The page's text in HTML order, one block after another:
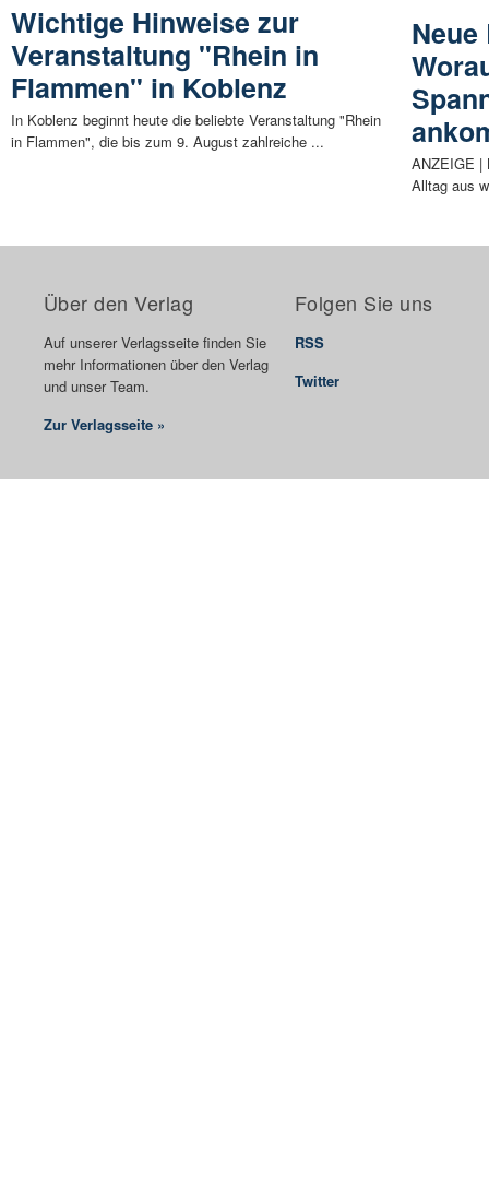
Wichtige Hinweise zur
Veranstaltung "Rhein in
Flammen" in Koblenz
In Koblenz beginnt heute die beliebte Veranstaltung "Rhein
in Flammen", die bis zum 9. August zahlreiche ...
ANZEIGE |
Alltag aus
Über den Verlag
Auf unserer Verlagsseite finden Sie
mehr Informationen über den Verlag
und unser Team.
Zur Verlagsseite »
Folgen Sie uns
RSS
Twitter